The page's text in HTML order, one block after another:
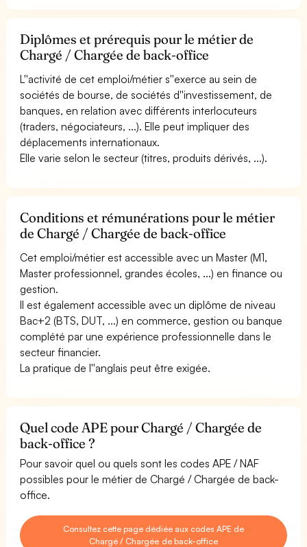
Diplômes et prérequis pour le métier de
Chargé / Chargée de back-office
L''activité de cet emploi/métier s''exerce au sein de
sociétés de bourse, de sociétés d''investissement, de
banques, en relation avec différents interlocuteurs
(traders, négociateurs, ...). Elle peut impliquer des
déplacements internationaux.
Elle varie selon le secteur (titres, produits dérivés, ...).
Conditions et rémunérations pour le métier
de Chargé / Chargée de back-office
Cet emploi/métier est accessible avec un Master (M1,
Master professionnel, grandes écoles, ...) en finance ou
gestion.
Il est également accessible avec un diplôme de niveau
Bac+2 (BTS, DUT, ...) en commerce, gestion ou banque
complété par une expérience professionnelle dans le
secteur financier.
La pratique de l''anglais peut être exigée.
Quel code APE pour Chargé / Chargée de
back-office ?
Pour savoir quel ou quels sont les codes APE / NAF
possibles pour le métier de Chargé / Chargée de back-
office.
Consultez cette page dédiée aux codes APE de
Chargé / Chargée de back-office